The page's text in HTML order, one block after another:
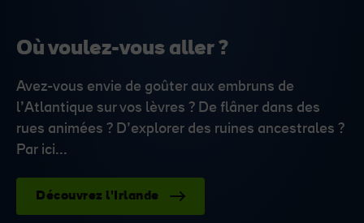
Où voulez-vous aller ?
Avez-vous envie de goûter aux embruns de
l’Atlantique sur vos lèvres ? De flâner dans des
rues animées ? D’explorer des ruines ancestrales ?
Par ici...
Découvrez l'Irlande